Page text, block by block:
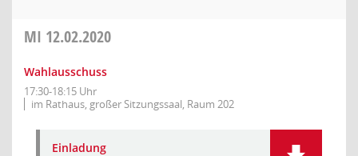
MI 12.02.2020
Wahlausschuss
17:30-18:15 Uhr
im Rathaus, großer Sitzungssaal, Raum 202
Einladung